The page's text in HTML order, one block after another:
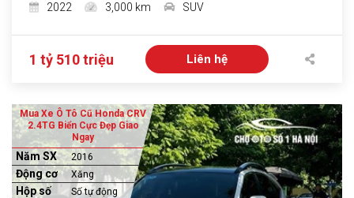
2022
3,000 km SUV
1 tỷ 510 triệu Liên hệ
Mua Xe Ô Tô Cũ Honda CRV
2.4TG Biển Cực Đẹp Giao
Ngay
Năm SX 2016
Động cơ Xăng
Hộp số Số tự động